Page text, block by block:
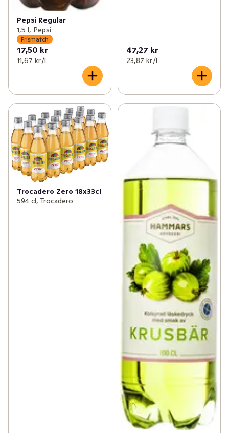
Pepsi Regular
1,5 l, Pepsi
Prismatch
17,50 kr
11,67 kr /l
47,27 kr
23,87 kr /l
Trocadero Zero 18x33cl
594 cl, Trocadero